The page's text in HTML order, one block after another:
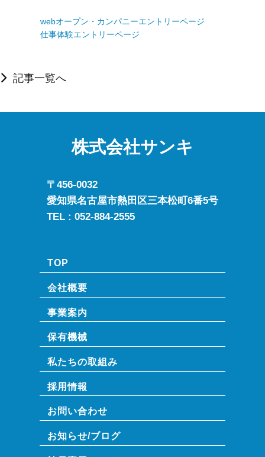
webオープン・カンパニーエントリーページ
仕事体験エントリーページ
記事一覧へ
株式会社サンキ
〒456-0032
愛知県名古屋市熱田区三本松町6番5号
TEL : 052-884-2555
TOP
会社概要
事業案内
保有機械
私たちの取組み
採用情報
お問い合わせ
お知らせ/ブログ